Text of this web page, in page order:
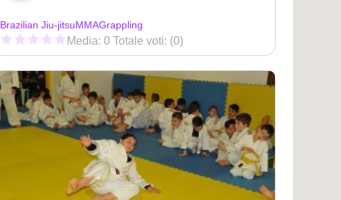
Brazilian Jiu-jitsuMMAGrappling
Media: 0 Totale voti: (0)